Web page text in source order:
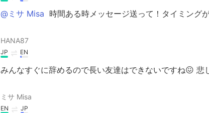
@ミサ Misa 時間ある時メッセージ送って！タイミング
HANA87
JP EN
みんなすぐに辞めるので長い友達はできないですね😖 悲
ミサ Misa
EN JP